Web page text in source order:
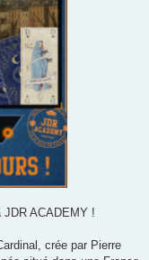
JDR ACADEMY !
crée par Pierre